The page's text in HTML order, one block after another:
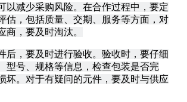
以减少采购风险。在合作过程中，要定
估，包括质量、交期、服务等方面，对
商，要及时淘汰。
后，要及时进行验收。验收时，要仔细
型号、规格等信息，检查包装是否完
坏。对于有疑问的元件，要及时与供应